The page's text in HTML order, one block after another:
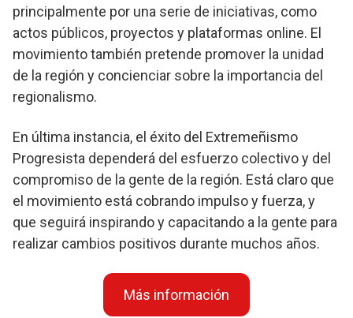
principalmente por una serie de iniciativas, como
actos públicos, proyectos y plataformas online. El
movimiento también pretende promover la unidad
de la región y concienciar sobre la importancia del
regionalismo.
En última instancia, el éxito del Extremeñismo
Progresista dependerá del esfuerzo colectivo y del
compromiso de la gente de la región. Está claro que
el movimiento está cobrando impulso y fuerza, y
que seguirá inspirando y capacitando a la gente para
realizar cambios positivos durante muchos años.
Más información